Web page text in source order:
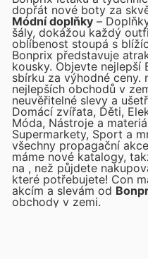
dopřát nové boty za
Módní doplňky –
šály, dokážou každý
oblíbenost stoupá s
Bonprix představuje
kousky. Objevte nejlepší
sbírku za výhodné ceny.
nejlepších obchodů v
neuvěřitelné slevy a
Domácí zvířata, Děti,
Móda, Nástroje a
Supermarkety, Sport a
všechny propagační
máme nové katalogy,
na , než půjdete
které potřebujete! Con
akcím a slevám od
obchody v zemi.